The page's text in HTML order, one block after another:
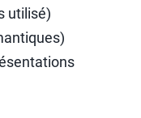
utilisé)